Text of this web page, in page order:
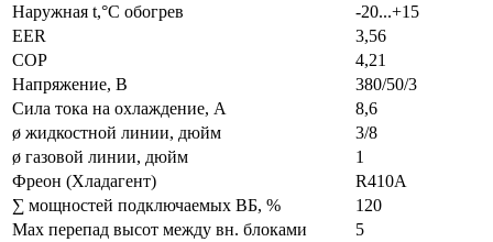
Наружная t,°C обогрев
-20...+15
EER
3,56
COP
4,21
Напряжение, В
380/50/3
Сила тока на охлаждение, А
8,6
ø жидкостной линии, дюйм
3/8
ø газовой линии, дюйм
1
Фреон (Хладагент)
R410A
∑ мощностей подключаемых ВБ, %
120
Max перепад высот между вн. блоками
5